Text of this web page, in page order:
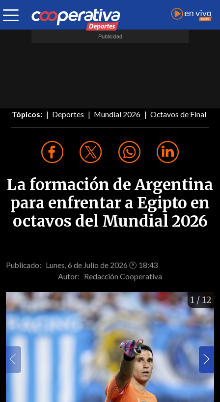
Tópicos: Deportes Mundial 2026 Octavos de Final
La formación de Argentina
para enfrentar a Egipto en
octavos del Mundial 2026
Publicado: Lunes, 6 de Julio de 2026 🕐 18:43
Autor: Redacción Cooperativa
1 / 12